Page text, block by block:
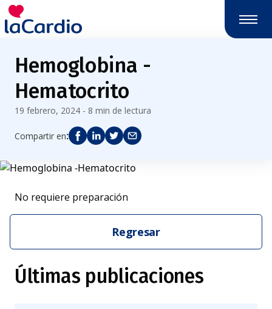
Hemoglobina -
Hematocrito
19 febrero, 2024 - 8 min de lectura
Compartir en:
No requiere preparación
Regresar
Últimas publicaciones